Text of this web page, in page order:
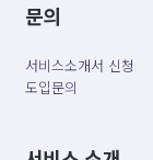
문의
서비스소개서 신청
도입문의